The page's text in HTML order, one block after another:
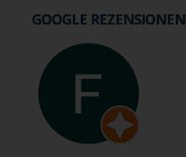
GOOGLE REZENSIONEN